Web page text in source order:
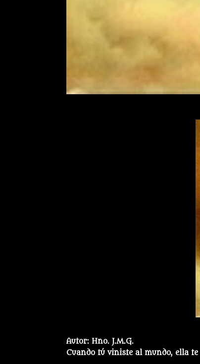
Autor: Hno. J.M.G.
Cuando tú viniste al mundo, ella